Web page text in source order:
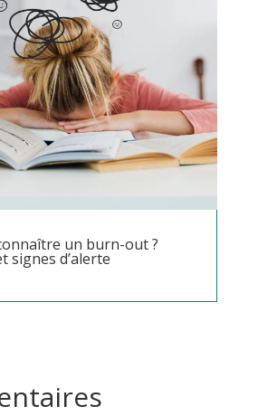
un burn-out ?
signes d’alerte